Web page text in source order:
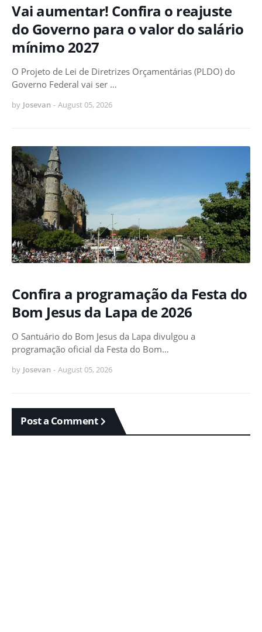
Vai aumentar! Confira o reajuste
do Governo para o valor do salário
mínimo 2027
O Projeto de Lei de Diretrizes Orçamentárias (PLDO) do
Governo Federal vai ser …
by Josevan - August 05, 2026
Confira a programação da Festa do
Bom Jesus da Lapa de 2026
O Santuário do Bom Jesus da Lapa divulgou a
programação oficial da Festa do Bom…
by Josevan - August 05, 2026
Post a Comment